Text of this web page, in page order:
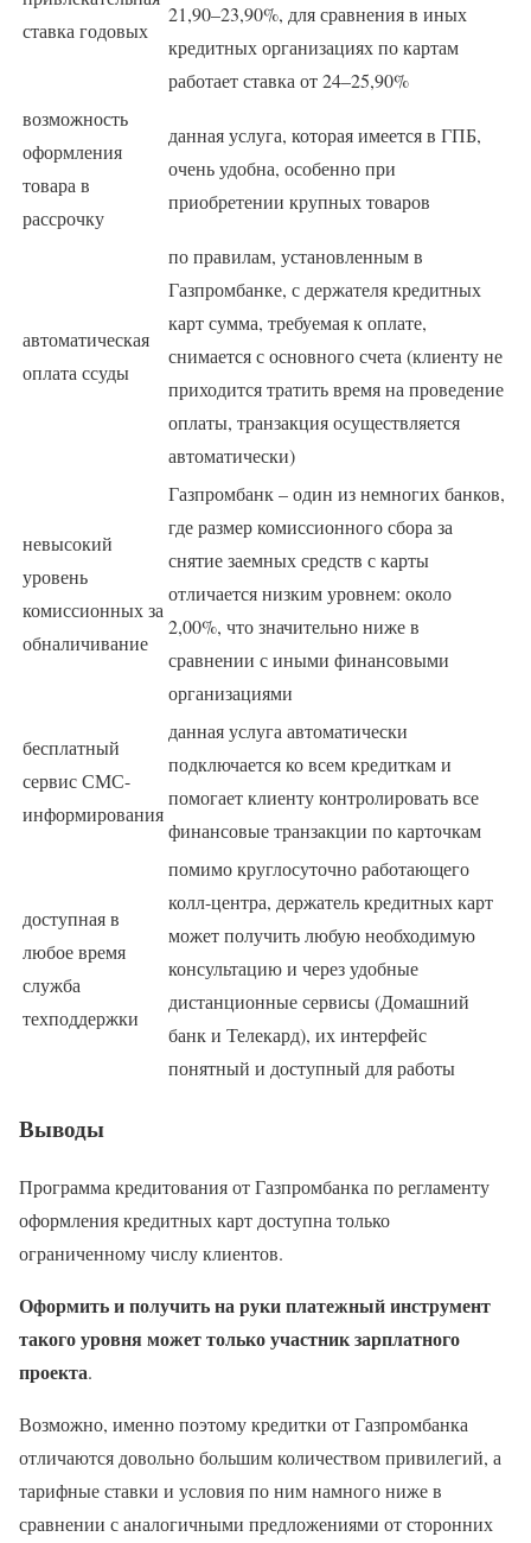
ставка годовых
21,90–23,90%, для сравнения в иных
кредитных организациях по картам
работает ставка от 24–25,90%
возможность
оформления
товара в
рассрочку
данная услуга, которая имеется в ГПБ,
очень удобна, особенно при
приобретении крупных товаров
автоматическая
оплата ссуды
по правилам, установленным в
Газпромбанке, с держателя кредитных
карт сумма, требуемая к оплате,
снимается с основного счета (клиенту не
приходится тратить время на проведение
оплаты, транзакция осуществляется
автоматически)
невысокий
уровень
комиссионных за
обналичивание
Газпромбанк – один из немногих банков,
где размер комиссионного сбора за
снятие заемных средств с карты
отличается низким уровнем: около
2,00%, что значительно ниже в
сравнении с иными финансовыми
организациями
бесплатный
сервис СМС-
информирования
данная услуга автоматически
подключается ко всем кредиткам и
помогает клиенту контролировать все
финансовые транзакции по карточкам
доступная в
любое время
служба
техподдержки
помимо круглосуточно работающего
колл-центра, держатель кредитных карт
может получить любую необходимую
консультацию и через удобные
дистанционные сервисы (Домашний
банк и Телекард), их интерфейс
понятный и доступный для работы
Выводы
Программа кредитования от Газпромбанка по регламенту
оформления кредитных карт доступна только
ограниченному числу клиентов.
Оформить и получить на руки платежный инструмент
такого уровня может только участник зарплатного
проекта.
Возможно, именно поэтому кредитки от Газпромбанка
отличаются довольно большим количеством привилегий, а
тарифные ставки и условия по ним намного ниже в
сравнении с аналогичными предложениями от сторонних